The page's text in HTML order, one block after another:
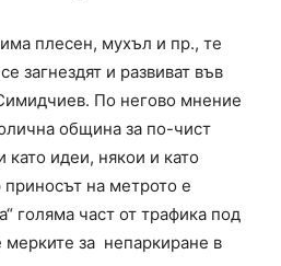
плесен, мухъл и пр., те
загнездят и развиват във
По негово мнение
община за по-чист
като идеи, някои и като
на метрото е
голяма част от трафика под
за непаркиране в